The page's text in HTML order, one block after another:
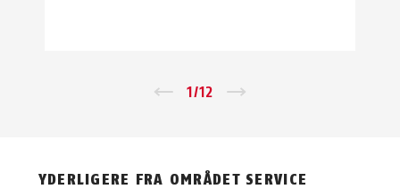
1/12
YDERLIGERE FRA OMRÅDET SERVICE